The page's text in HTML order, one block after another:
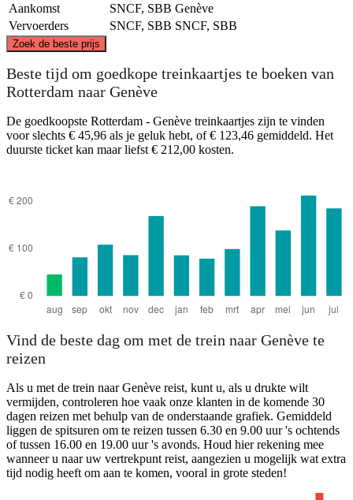
Aankomst
SNCF, SBB Genève
Vervoerders
SNCF, SBB SNCF, SBB
Zoek de beste prijs
©CARTO, ©OpenStreetMap
Beste tijd om goedkope treinkaartjes te boeken van
Rotterdam naar Genève
De goedkoopste Rotterdam - Genève treinkaartjes zijn te vinden
voor slechts € 45,96 als je geluk hebt, of € 123,46 gemiddeld. Het
duurste ticket kan maar liefst € 212,00 kosten.
Vind de beste dag om met de trein naar Genève te
reizen
Als u met de trein naar Genève reist, kunt u, als u drukte wilt
vermijden, controleren hoe vaak onze klanten in de komende 30
dagen reizen met behulp van de onderstaande grafiek. Gemiddeld
liggen de spitsuren om te reizen tussen 6.30 en 9.00 uur 's ochtends
of tussen 16.00 en 19.00 uur 's avonds. Houd hier rekening mee
wanneer u naar uw vertrekpunt reist, aangezien u mogelijk wat extra
tijd nodig heeft om aan te komen, vooral in grote steden!